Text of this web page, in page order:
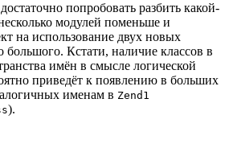
попробовать разбить какой-
модулей поменьше и
на использование двух новых
большого. Кстати, наличие классов в
имён в смысле логической
приведёт к появлению в больших
именам в Zend1
).